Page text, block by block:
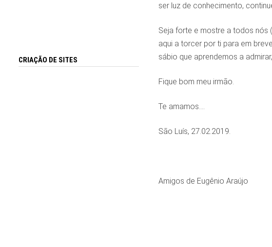
ser luz de conhecimento,
Seja forte e mostre a todos nós
aqui a torcer por ti para em
sábio que aprendemos a
Fique bom meu irmão.
Te amamos….
São Luís, 27.02.2019.
Amigos de Eugênio Araújo
CRIAÇÃO DE SITES